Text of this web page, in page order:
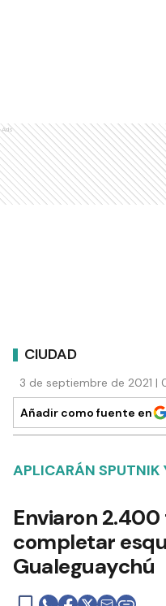
Ads
CIUDAD
3 de septiembre de 2021 |
Añadir como fuente en
APLICARÁN SPUTNIK
Enviaron
completar
Gualeguaychú